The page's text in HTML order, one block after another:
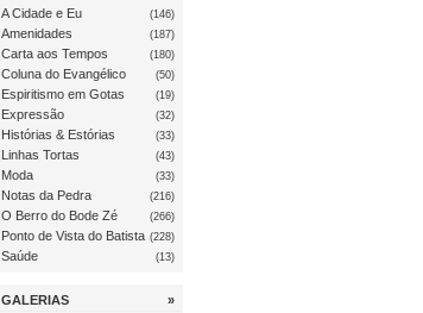
A Cidade e Eu
(146)
Amenidades (187)
Carta aos Tempos (180)
Coluna do Evangélico (50)
Espiritismo em Gotas (19)
Expressão (32)
Histórias & Estórias (33)
Linhas Tortas (43)
Moda (33)
Notas da Pedra (216)
O Berro do Bode Zé (266)
Ponto de Vista do Batista (228)
Saúde (13)
GALERIAS
»